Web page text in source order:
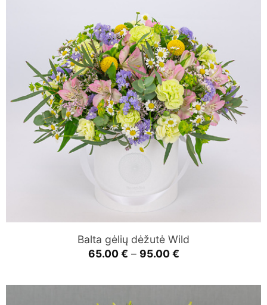
Balta gėlių dėžutė Wild
65.00€ – 95.00€Price
through